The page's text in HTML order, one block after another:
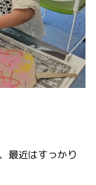
最近はすっかり